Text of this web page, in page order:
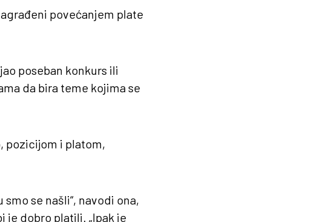
povećanjem plate
poseban konkurs ili
da bira teme kojima se
pozicijom i platom,
se našli“, navodi ona,
je dobro platili. „Ipak je